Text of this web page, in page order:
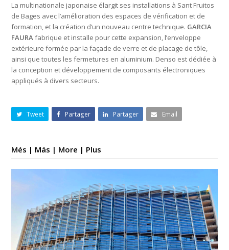
La multinationale japonaise élargit ses installations à Sant Fruitos
de Bages avec l’amélioration des espaces de vérification et de
formation, et la création d’un nouveau centre technique. GARCIA
FAURAfabrique et installe pour cette expansion, l’enveloppe
extérieure formée par la façade de verre et de placage de tôle,
ainsi que toutes les fermetures en aluminium. Denso est dédiée à
la conception et développement de composants électroniques
appliqués à divers secteurs.
Tweet Partager Partager Email
Més | Más | More | Plus